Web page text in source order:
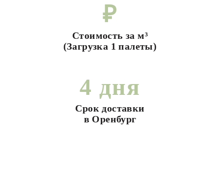
₽
Стоимость за м³
(Загрузка 1 палеты)
4 дня
Срок доставки
в Оренбург